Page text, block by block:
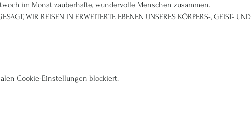
im Monat zauberhafte, wundervolle Menschen zusammen.
WIR REISEN IN ERWEITERTE EBENEN UNSERES KÖRPERS-, GEIST- UND
Cookie-Einstellungen blockiert.